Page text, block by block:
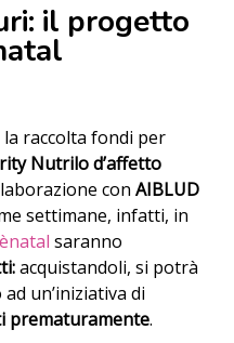
il progetto
la raccolta fondi per
Nutrilo d’affetto
conAIBLUD
settimane, infatti, in
saranno
acquistandoli, si potrà
un’iniziativa di
prematuramente.